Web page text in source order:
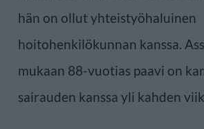
hän on ollut yhteistyöhaluinen
hoitohenkilökunnan kanssa.
mukaan 88-vuotias paavi on
sairauden kanssa yli kahden